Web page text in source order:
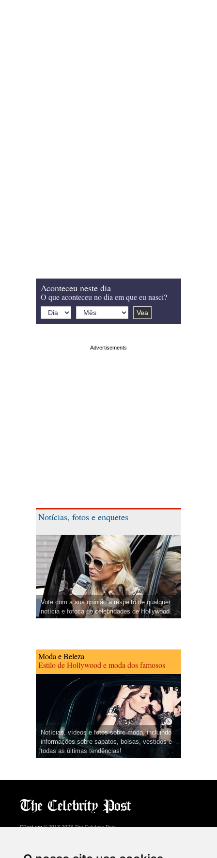
Aconteceu neste dia
O que aconteceu no dia em que eu nasci?
Notícias, fotos e enquetes
Vote com a sua opinião a respeito de qualquer
notícia e fofoca de celebridades de Hollywood.
Moda e Beleza
Estilo de Hollywood e moda dos famosos
Notícias, vídeos e fotos sobre moda, incluindo
informações sobre sapatos, bolsas, vestidos e
todas as últimas tendências!
CPost.org© 2013-2023 The Celebrity Post.